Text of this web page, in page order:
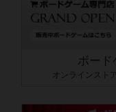
ボード
オンラインスト